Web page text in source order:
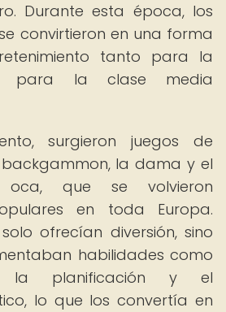
Durante esta época, los
convirtieron en una forma
tanto para la
para la clase media
surgieron juegos de
la dama y el
que se volvieron
en toda Europa.
ofrecían diversión, sino
habilidades como
la planificación y el
lo que los convertía en